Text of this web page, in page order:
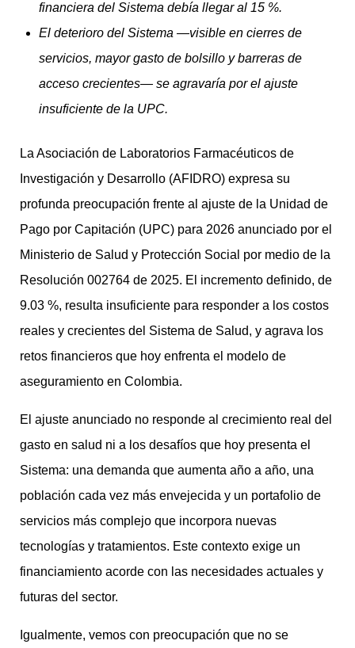
financiera del Sistema debía llegar al 15 %.
El deterioro del Sistema —visible en cierres de
servicios, mayor gasto de bolsillo y barreras de
acceso crecientes— se agravaría por el ajuste
insuficiente de la UPC.
La Asociación de Laboratorios Farmacéuticos de
Investigación y Desarrollo (AFIDRO) expresa su
profunda preocupación frente al ajuste de la Unidad de
Pago por Capitación (UPC) para 2026 anunciado por el
Ministerio de Salud y Protección Social por medio de la
Resolución 002764 de 2025. El incremento definido, de
9.03 %, resulta insuficiente para responder a los costos
reales y crecientes del Sistema de Salud, y agrava los
retos financieros que hoy enfrenta el modelo de
aseguramiento en Colombia.
El ajuste anunciado no responde al crecimiento real del
gasto en salud ni a los desafíos que hoy presenta el
Sistema: una demanda que aumenta año a año, una
población cada vez más envejecida y un portafolio de
servicios más complejo que incorpora nuevas
tecnologías y tratamientos. Este contexto exige un
financiamiento acorde con las necesidades actuales y
futuras del sector.
Igualmente, vemos con preocupación que no se